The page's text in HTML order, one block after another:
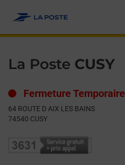
La Poste CUSY
Fermeture Temporaire
64 ROUTE D AIX LES BAINS
74540 CUSY